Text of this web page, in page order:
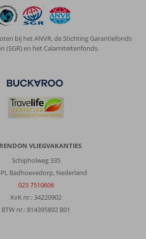
bij het ANVR, de Stichting Garantiefonds
(SGR) en het Calamiteitenfonds.
VLIEGVAKANTIES
Schipholweg 335
PL Badhoevedorp, Nederland
023 7510606
KvK nr.: 34220902
BTW nr.: 814395892 B01